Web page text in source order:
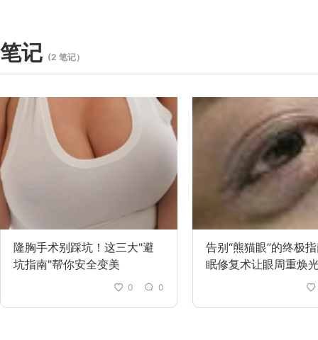
笔记 (2 笔记）
隆胸手术别踩坑！这三大"避
坑指南"帮你安全变美
0 0
告别“熊猫眼”的终极
眠修复术让眼周重焕